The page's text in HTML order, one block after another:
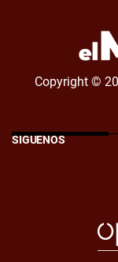
Copyright ©
SÍGUENOS